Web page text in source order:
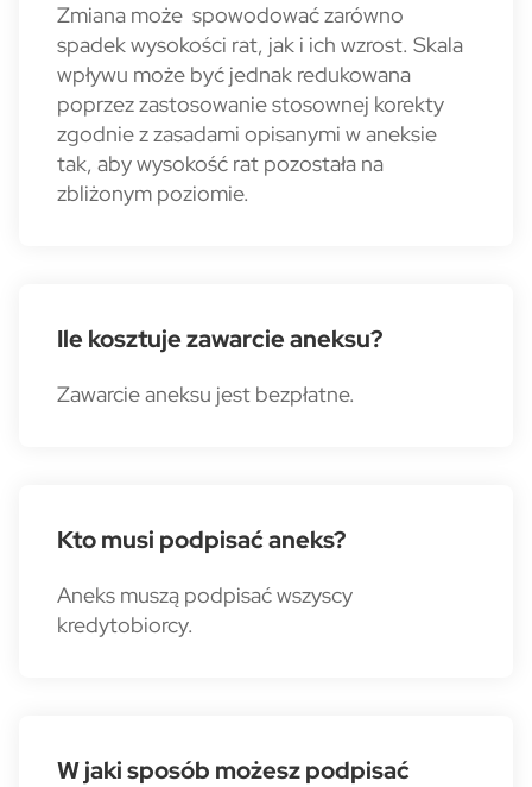
Zmiana może spowodować zarówno
spadek wysokości rat, jak i ich wzrost. Skala
wpływu może być jednak redukowana
poprzez zastosowanie stosownej korekty
zgodnie z zasadami opisanymi w aneksie
tak, aby wysokość rat pozostała na
zbliżonym poziomie.
Ile kosztuje zawarcie aneksu?
Zawarcie aneksu jest bezpłatne.
Kto musi podpisać aneks?
Aneks muszą podpisać wszyscy
kredytobiorcy.
W jaki sposób możesz podpisać